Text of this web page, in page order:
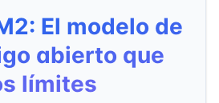
El modelo de
abierto que
límites